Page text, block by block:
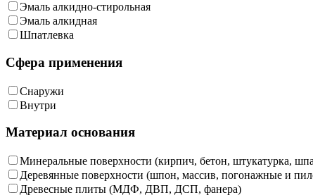
Эмаль алкидно-стирольная
Эмаль алкидная
Шпатлевка
Сфера применения
Снаружи
Внутри
Материал основания
Минеральные поверхности (кирпич, бетон, штукатурка,
Деревянные поверхности (шпон, массив, погонажные и
Древесные плиты (МДФ, ДВП, ДСП, фанера)